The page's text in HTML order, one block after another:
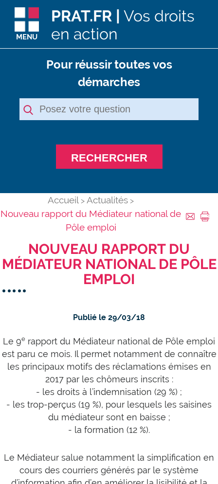
MENU
PRAT.FR | Vos droits
en action
Pour réussir toutes vos
démarches
RECHERCHER
Accueil
Actualités
Nouveau rapport du Médiateur national de
Pôle emploi
NOUVEAU RAPPORT DU
MÉDIATEUR NATIONAL DE PÔLE
EMPLOI
Publié le 29/03/18
Le 9e rapport du Médiateur national de Pôle emploi
est paru ce mois. Il permet notamment de connaître
les principaux motifs des réclamations émises en
2017 par les chômeurs inscrits :
- les droits à l’indemnisation (29 %) ;
- les trop-perçus (19 %), pour lesquels les saisines
du médiateur sont en baisse ;
- la formation (12 %).
Le Médiateur salue notamment la simplification en
cours des courriers générés par le système